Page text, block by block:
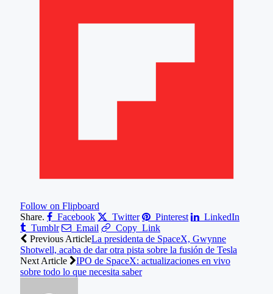
Follow on Flipboard
Share.
Facebook Twitter Pinterest
LinkedIn
Tumblr
Email Copy Link
Previous ArticleLa presidenta de SpaceX, Gwynne
Shotwell, acaba de dar otra pista sobre la fusión de Tesla
Next Article
IPO de SpaceX: actualizaciones en vivo
sobre todo lo que necesita saber